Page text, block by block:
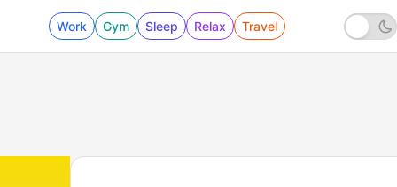
Work Gym Sleep Relax Travel